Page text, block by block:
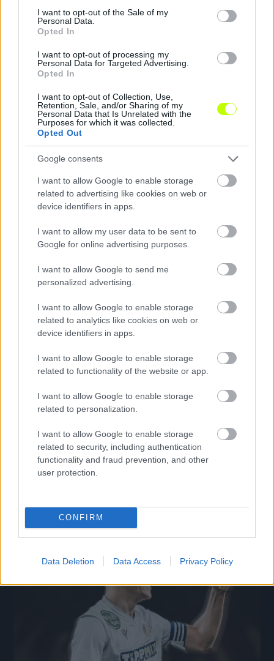
consent section.
I want to opt-out of the Sale of my
Personal Data.
Opted In
I want to opt-out of processing my
Personal Data for Targeted Advertising.
Opted In
I want to opt-out of Collection, Use,
Retention, Sale, and/or Sharing of my
Personal Data that Is Unrelated with the
Purposes for which it was collected.
Opted Out
Google consents
I want to allow Google to enable storage
related to advertising like cookies on web or
device identifiers in apps.
I want to allow my user data to be sent to
Google for online advertising purposes.
I want to allow Google to send me
personalized advertising.
I want to allow Google to enable storage
related to analytics like cookies on web or
device identifiers in apps.
I want to allow Google to enable storage
related to functionality of the website or app.
I want to allow Google to enable storage
related to personalization.
I want to allow Google to enable storage
related to security, including authentication
functionality and fraud prevention, and other
user protection.
CONFIRM
Data Deletion Data Access Privacy Policy
Három érkezővel zárta le keretének kialakítását a sárga-fekete klub.
Szurkolói ötletből született meg a Ferencváros új, különleges
szerelése.
2026.08.07.
Hírek
Megvan, hová igazolhat az ETO magyar válogatott
játékosa